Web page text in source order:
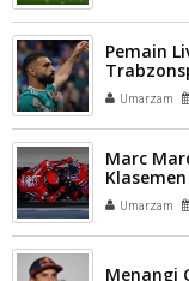
Pemain
Umarzam
Marc
Umarzam
Menangi